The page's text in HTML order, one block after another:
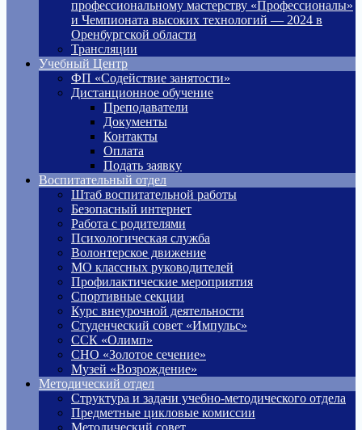
профессиональному мастерству «Профессионалы»
и Чемпионата высоких технологий — 2024 в
Оренбургской области
Трансляции
Учебный Центр
ФП «Содействие занятости»
Дистанционное обучение
Преподаватели
Документы
Контакты
Оплата
Подать заявку
Воспитательный отдел
Штаб воспитательной работы
Безопасный интернет
Работа с родителями
Психологическая служба
Волонтерское движение
МО классных руководителей
Профилактические мероприятия
Спортивные секции
Курс внеурочной деятельности
Студенческий совет «Импульс»
ССК «Олимп»
СНО «Золотое сечение»
Музей «Возрождение»
Методический отдел
Структура и задачи учебно-методического отдела
Предметные цикловые комиссии
Методический совет